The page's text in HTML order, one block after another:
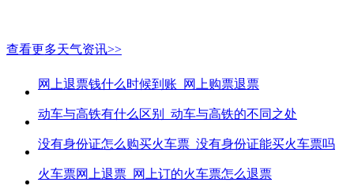
查看更多天气资讯>>
网上退票钱什么时候到账_网上购票退票
动车与高铁有什么区别_动车与高铁的不同之处
没有身份证怎么购买火车票_没有身份证能买火车票吗
火车票网上退票_网上订的火车票怎么退票